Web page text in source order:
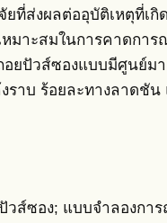
ยที่ส่งผลต่ออุบัติเหตุที่เ
มาะสมในการคาดกา
ยปัวส์ซองแบบมีศูนย์ม
ราบ ร้อยละทางลาดชั
วส์ซอง; แบบจำลองกา